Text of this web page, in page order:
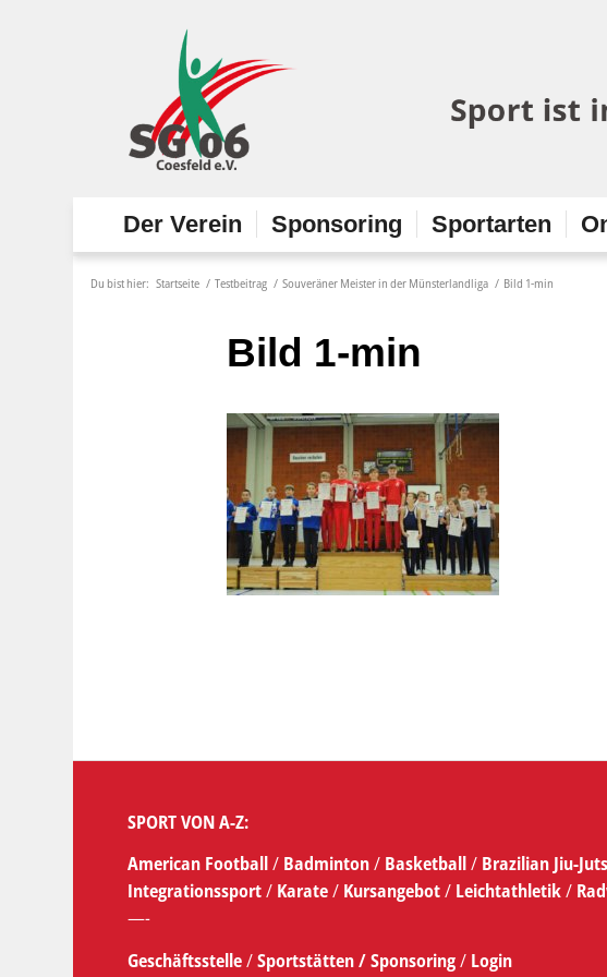
Der Verein Sponsoring Sportarten
Du bist hier: Startseite / Testbeitrag / Souveräner Meister in der Münsterlandliga / Bild 1-min
Bild 1-min
SPORT VON A-Z:
American Football/ Badminton/ Basketball/ Brazilian Jiu-
Integrationssport/ Karate/ Kursangebot/ Leichtathletik/
—-
Geschäftsstelle/Sportstätten /Sponsoring/ Login